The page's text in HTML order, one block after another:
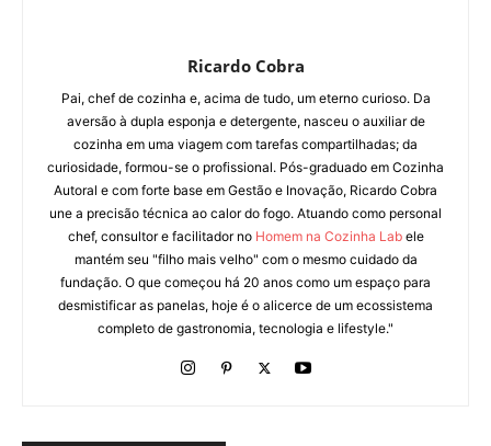
Ricardo Cobra
Pai, chef de cozinha e, acima de tudo, um eterno curioso. Da
aversão à dupla esponja e detergente, nasceu o auxiliar de
cozinha em uma viagem com tarefas compartilhadas; da
curiosidade, formou-se o profissional. Pós-graduado em Cozinha
Autoral e com forte base em Gestão e Inovação, Ricardo Cobra
une a precisão técnica ao calor do fogo. Atuando como personal
chef, consultor e facilitador no Homem na Cozinha Labele
mantém seu "filho mais velho" com o mesmo cuidado da
fundação. O que começou há 20 anos como um espaço para
desmistificar as panelas, hoje é o alicerce de um ecossistema
completo de gastronomia, tecnologia e lifestyle."